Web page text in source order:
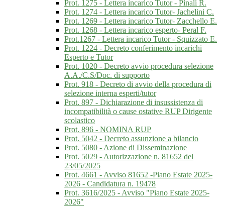
Prot. 1275 - Lettera incarico Tutor - Pinali R.
Prot. 1274 - Lettera incarico Tutor- Jachelini C.
Prot. 1269 - Lettera incarico Tutor- Zacchello E.
Prot. 1268 - Lettera incarico esperto- Peral F.
Prot.1267 - Lettera incarico Tutor - Squizzato E.
Prot. 1224 - Decreto conferimento incarichi
Esperto e Tutor
Prot. 1020 - Decreto avvio procedura selezione
A.A./C.S/Doc. di supporto
Prot. 918 - Decreto di avvio della procedura di
selezione interna esperti/tutor
Prot. 897 - Dichiarazione di insussistenza di
incompatibilità o cause ostative RUP Dirigente
scolastico
Prot. 896 - NOMINA RUP
Prot. 5042 - Decreto assunzione a bilancio
Prot. 5080 - Azione di Disseminazione
Prot. 5029 - Autorizzazione n. 81652 del
23/05/2025
Prot. 4661 - Avviso 81652 -Piano Estate 2025-
2026 - Candidatura n. 19478
Prot. 3616/2025 - Avviso "Piano Estate 2025-
2026"